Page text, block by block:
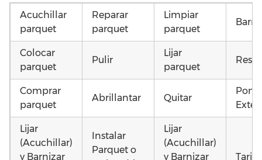
Acuchillar
parquet
Reparar
parquet
Limpiar
parquet
Colocar
parquet
Pulir
Lijar
parquet
Comprar
parquet
Abrillantar Quitar
Lijar
(Acuchillar)
y Barnizar
Instalar
Parquet o
Lijar
(Acuchillar)
y Barnizar